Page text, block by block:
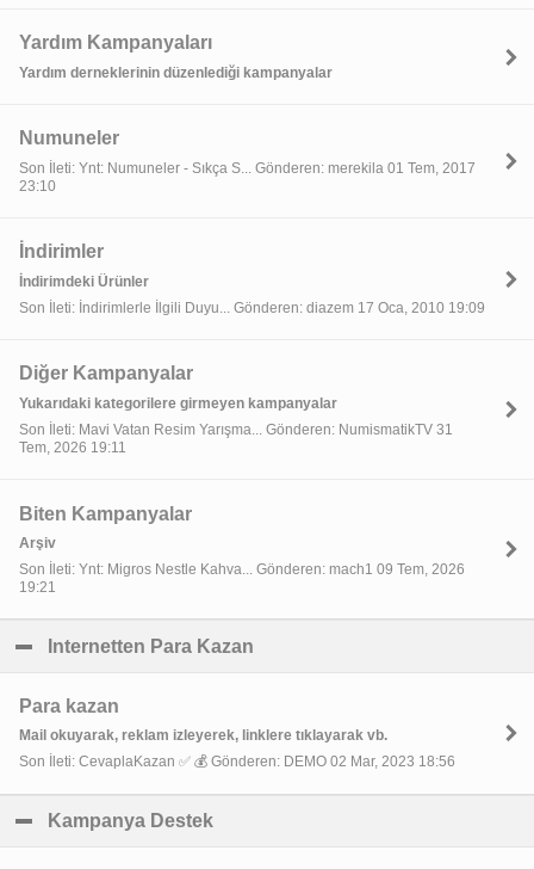
Yardım Kampanyaları
Yardım derneklerinin düzenlediği kampanyalar
Numuneler
Son İleti: Ynt: Numuneler - Sıkça S... Gönderen: merekila 01 Tem, 2017
23:10
İndirimler
İndirimdeki Ürünler
Son İleti: İndirimlerle İlgili Duyu... Gönderen: diazem 17 Oca, 2010 19:09
Diğer Kampanyalar
Yukarıdaki kategorilere girmeyen kampanyalar
Son İleti: Mavi Vatan Resim Yarışma... Gönderen: NumismatikTV 31
Tem, 2026 19:11
Biten Kampanyalar
Arşiv
Son İleti: Ynt: Migros Nestle Kahva... Gönderen: mach1 09 Tem, 2026
19:21
Internetten Para Kazan
Para kazan
Mail okuyarak, reklam izleyerek, linklere tıklayarak vb.
Son İleti: CevaplaKazan ✅ 💰 Gönderen: DEMO 02 Mar, 2023 18:56
Kampanya Destek